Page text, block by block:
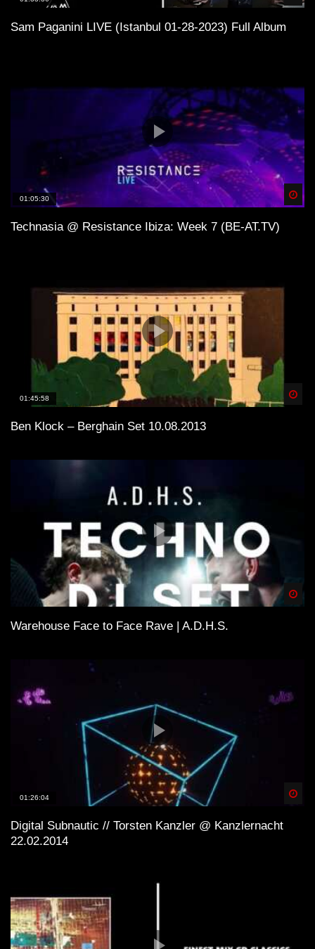
Sam Paganini LIVE (Istanbul 01-28-2023) Full Album
01:05:30
Technasia @ Resistance Ibiza: Week 7 (BE-AT.TV)
01:45:58
Ben Klock – Berghain Set 10.08.2013
Warehouse Face to Face Rave | A.D.H.S.
01:26:04
Digital Subnautic // Torsten Kanzler @ Kanzlernacht
22.02.2014